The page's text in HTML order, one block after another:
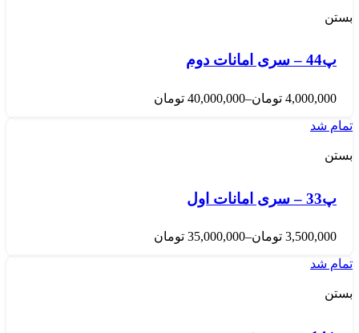
بستن
پ44 – سری امانات دوم
4,000,000 تومان–
40,000,000 تومان
تمام شد
بستن
پ33 – سری امانات اول
3,500,000 تومان–
35,000,000 تومان
تمام شد
بستن